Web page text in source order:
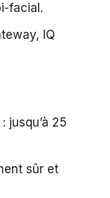
facial.
IQ
jusqu’à 25
sûr et